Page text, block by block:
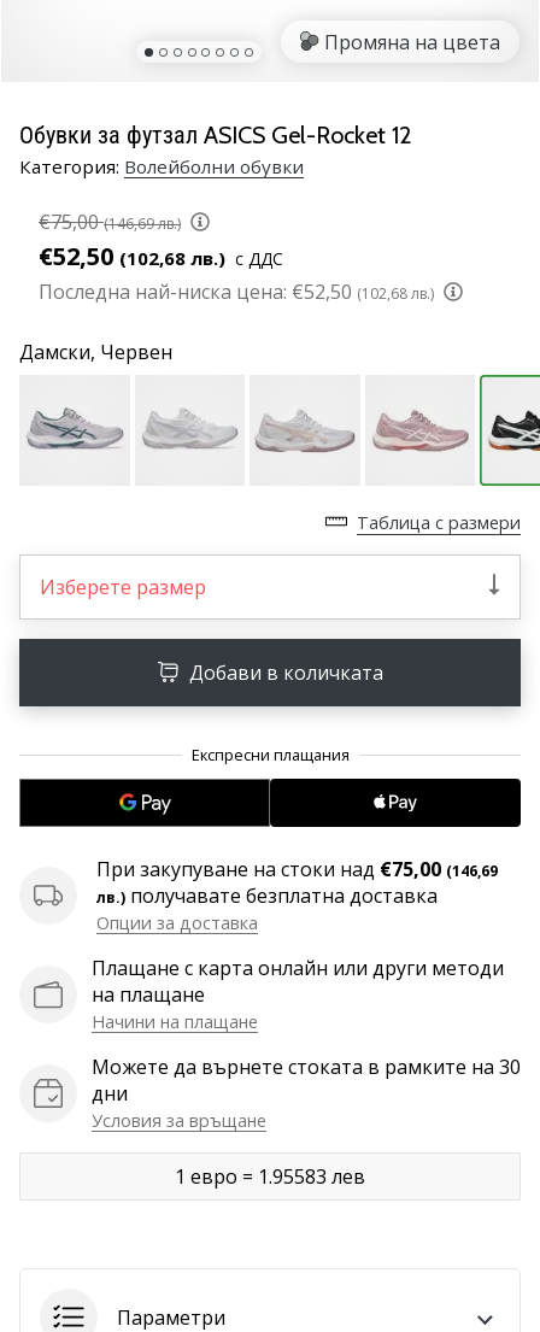
страст
като
Присъединете
се
амбасадор
марката.
11. 8. 2022
програма
WeplayVolleyball
Имате
ли
уебсайт,
Facebook
страница
дискусионен
форум?
Накарайте
ги
генерират
приходи.
Покажи
всички
Промяна на цвета
Обувки за футзал ASICS Gel-Rocket 12
Категория: Волейболни обувки
€75,00 (146,69 лв.)
€52,50 (102,68 лв.) с ДДС
Последна най-ниска цена: €52,50 (102,68 лв.)
Дамски, Червен
Таблица с размери
Изберете размер
Добави в количката
При закупуване на стоки над €75,00 (146,69
лв.) получавате безплатна доставка
Опции за доставка
Плащане с карта онлайн или други методи
на плащане
Начини на плащане
Можете да върнете стоката в рамките на 30
дни
Условия за връщане
1 евро = 1.95583 лев
Параметри